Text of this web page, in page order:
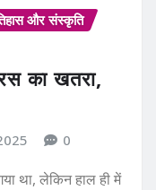
और संस्कृति
का खतरा,
0
था, लेकिन हाल ही में